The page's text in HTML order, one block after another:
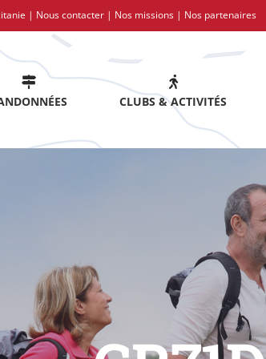
| Nous contacter | Nos missions | Nos partenaires
CLUBS & ACTIVITÉS